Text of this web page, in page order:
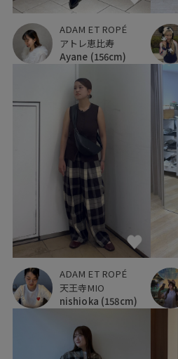
ADAM ET ROPÉ
アトレ恵比寿
Ayane (156cm)
ADAM ET ROPÉ
天王寺MIO
nishioka (158cm)